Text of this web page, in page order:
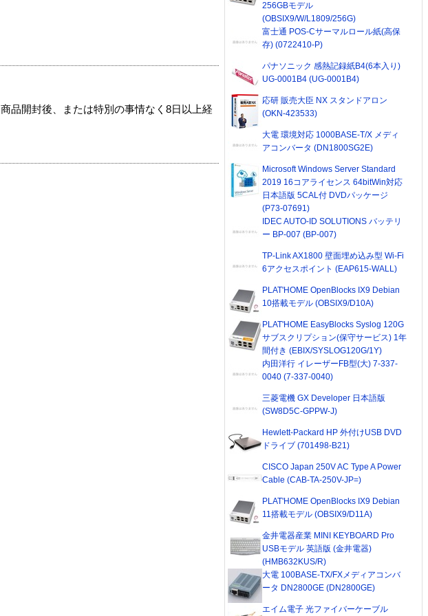
品開封後、または特別の事情なく8日以上経
256GBモデル
(OBSIX9/W/L1809/256G)
富士通 POS-Cサーマルロール紙(高保
存) (0722410-P)
パナソニック 感熱記録紙B4(6本入り)
UG-0001B4 (UG-0001B4)
応研 販売大臣 NX スタンドアロン
(OKN-423533)
大電 環境対応 1000BASE-T/X メディ
アコンバータ (DN1800SG2E)
Microsoft Windows Server Standard
2019 16コアライセンス 64bitWin対応
日本語版 5CAL付 DVDパッケージ
(P73-07691)
IDEC AUTO-ID SOLUTIONS バッテリ
ー BP-007 (BP-007)
TP-Link AX1800 壁面埋め込み型 Wi-Fi
6アクセスポイント (EAP615-WALL)
PLAT'HOME OpenBlocks IX9 Debian
10搭載モデル (OBSIX9/D10A)
PLAT'HOME EasyBlocks Syslog 120G
サブスクリプション(保守サービス) 1年
間付き (EBIX/SYSLOG120G/1Y)
内田洋行 イレーザーFB型(大) 7-337-
0040 (7-337-0040)
三菱電機 GX Developer 日本語版
(SW8D5C-GPPW-J)
Hewlett-Packard HP 外付けUSB DVD
ドライブ (701498-B21)
CISCO Japan 250V AC Type A Power
Cable (CAB-TA-250V-JP=)
PLAT'HOME OpenBlocks IX9 Debian
11搭載モデル (OBSIX9/D11A)
金井電器産業 MINI KEYBOARD Pro
USBモデル 英語版 (金井電器)
(HMB632KUS/R)
大電 100BASE-TX/FXメディアコンバ
ータ DN2800GE (DN2800GE)
エイム電子 光ファイバーケーブル